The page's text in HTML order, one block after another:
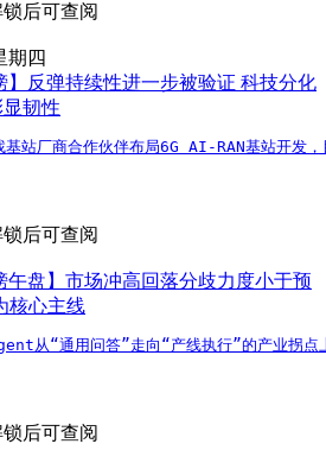
后可查阅
期四
】反弹持续性进一步被验证 科技分化
韧性
站厂商合作伙伴布局6G AI-RAN基站开发
后可查阅
午盘】市场冲高回落分歧力度小于预
核心主线
“通用问答”走向“产线执行”的产业拐点上
后可查阅